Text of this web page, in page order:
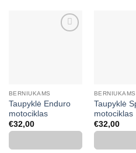
BERNIUKAMS
Taupyklė Enduro
motociklas
€32,00
BERNIUKAMS
Taupyklė
motociklas
€32,00